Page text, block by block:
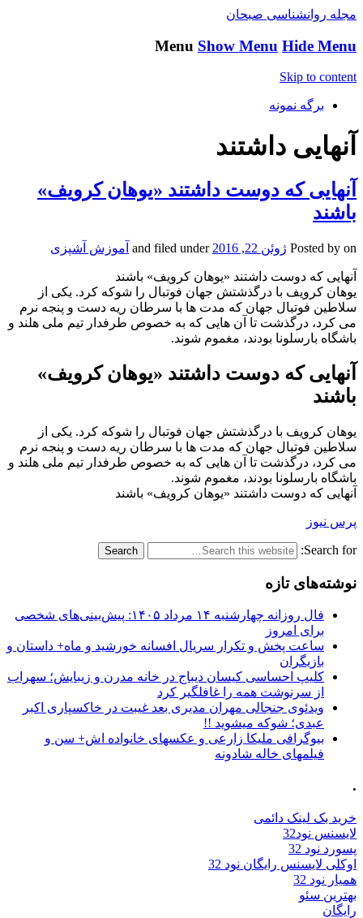
مجله روانشناسی صبحان
Menu Show Menu Hide Menu
Skip to content
برگه نمونه
آنهایی داشتند
آنهایی که دوست داشتند «یوهان کرویف»
باشند
Posted by on ژوئن 22, 2016 and filed under آموزش آشپزی
آنهایی که دوست داشتند «یوهان کرویف» باشند
یوهان کرویف با درگذشتش جهان فوتبال را شوکه کرد. یکی از
سلاطین فوتبال جهان که مدت ها با سرطان ریه دست و پنجه نرم
می کرد، درگذشت تا آن هایی که به خصوص طرفدار تیم ملی هلند و
باشگاه بارسلونا بودند، مغموم شوند.
آنهایی که دوست داشتند «یوهان کرویف»
باشند
یوهان کرویف با درگذشتش جهان فوتبال را شوکه کرد. یکی از
سلاطین فوتبال جهان که مدت ها با سرطان ریه دست و پنجه نرم
می کرد، درگذشت تا آن هایی که به خصوص طرفدار تیم ملی هلند و
باشگاه بارسلونا بودند، مغموم شوند.
آنهایی که دوست داشتند «یوهان کرویف» باشند
پرس نیوز
Search for:
نوشته‌های تازه
فال روزانه چهارشنبه ۱۴ مرداد ۱۴۰۵: پیش‌بینی‌های شخصی
برای امروز
ساعت پخش و تکرار سریال افسانه خورشید و ماه+ داستان و
بازیگران
کلیپ احساسی کیسان دیباج در خانه مدرن و زیبایش؛ سهراب
از سرنوشت همه را غافلگیر کرد
ویدئوی جنجالی مهران مدیری بعد غیبت در خاکسپاری اکبر
عبدی؛ شوکه میشوید !!
بیوگرافی ملیکا زارعی و عکسهای خانواده اش+ سن و
فیلمهای خاله شادونه
.
خرید بک لینک دائمی
لایسنس نود32
پسورد نود 32
اوکلی لایسنس رایگان نود 32
همیار نود 32
بهترین سئو
رایگان